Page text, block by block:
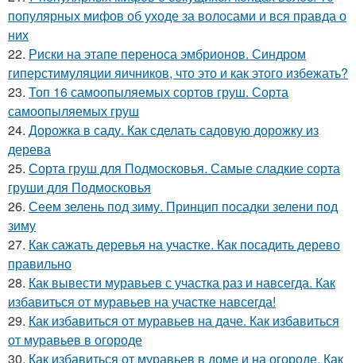
популярных мифов об уходе за волосами и вся правда о
них
22. Риски на этапе переноса эмбрионов. Синдром
гиперстимуляции яичников, что это и как этого избежать?
23. Топ 16 самоопыляемых сортов груш. Сорта
самоопыляемых груш
24. Дорожка в саду. Как сделать садовую дорожку из
дерева
25. Сорта груш для Подмосковья. Самые сладкие сорта
груши для Подмосковья
26. Сеем зелень под зиму. Принцип посадки зелени под
зиму
27. Как сажать деревья на участке. Как посадить дерево
правильно
28. Как вывести муравьев с участка раз и навсегда. Как
избавиться от муравьев на участке навсегда!
29. Как избавиться от муравьев на даче. Как избавиться
от муравьев в огороде
30. Как избавиться от муравьев в доме и на огороде. Как